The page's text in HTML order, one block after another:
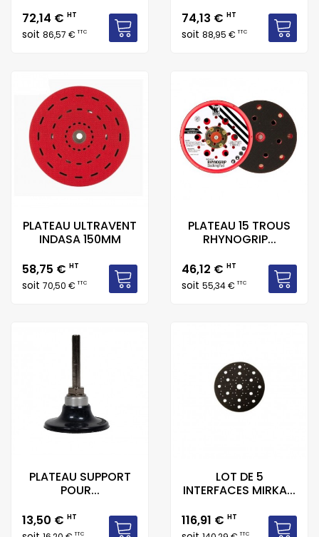
Prix
72,14 € HT
soit 86,57 €TTC
Prix
74,13 € HT
soit 88,95 €TTC
PLATEAU ULTRAVENT
INDASA 150MM
Prix
58,75 € HT
soit 70,50 €TTC
PLATEAU 15 TROUS
RHYNOGRIP...
Prix
46,12 € HT
soit 55,34 €TTC
PLATEAU SUPPORT
POUR...
Prix
13,50 € HT
TTC
LOT DE 5
INTERFACES MIRKA...
Prix
116,91 € HT
TTC